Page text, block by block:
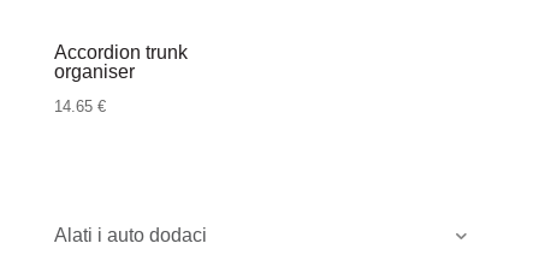
Alati i auto dodaci
Accordion trunk
organiser
14.65 €